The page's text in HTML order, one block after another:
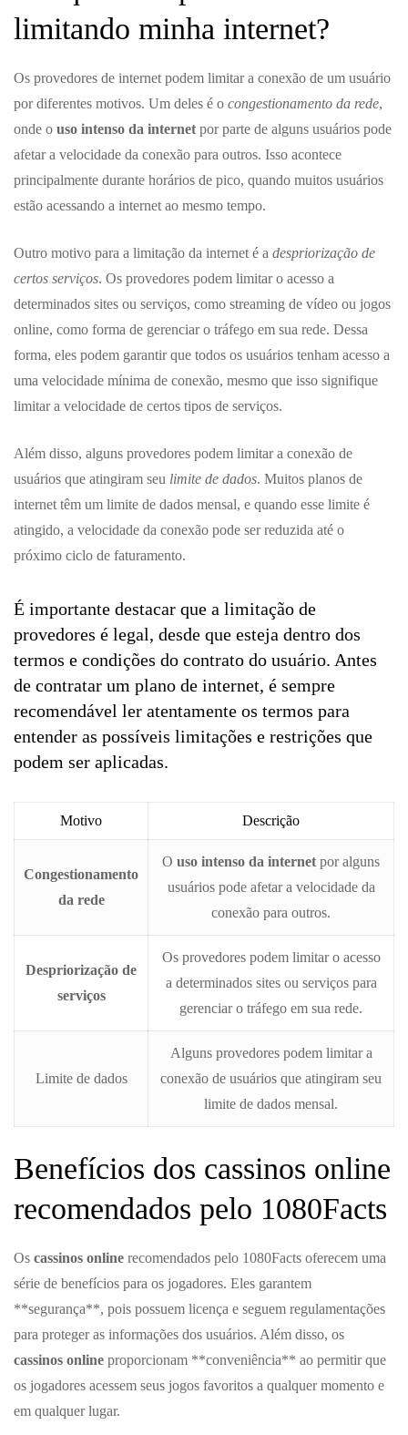
limitando minha internet?
Os provedores de internet podem limitar a conexão de um usuário
por diferentes motivos. Um deles é o congestionamento da rede,
onde o uso intenso da internet por parte de alguns usuários pode
afetar a velocidade da conexão para outros. Isso acontece
principalmente durante horários de pico, quando muitos usuários
estão acessando a internet ao mesmo tempo.
Outro motivo para a limitação da internet é a despriorização de
certos serviços. Os provedores podem limitar o acesso a
determinados sites ou serviços, como streaming de vídeo ou jogos
online, como forma de gerenciar o tráfego em sua rede. Dessa
forma, eles podem garantir que todos os usuários tenham acesso a
uma velocidade mínima de conexão, mesmo que isso signifique
limitar a velocidade de certos tipos de serviços.
Além disso, alguns provedores podem limitar a conexão de
usuários que atingiram seu limite de dados. Muitos planos de
internet têm um limite de dados mensal, e quando esse limite é
atingido, a velocidade da conexão pode ser reduzida até o
próximo ciclo de faturamento.
É importante destacar que a limitação de
provedores é legal, desde que esteja dentro dos
termos e condições do contrato do usuário. Antes
de contratar um plano de internet, é sempre
recomendável ler atentamente os termos para
entender as possíveis limitações e restrições que
podem ser aplicadas.
Motivo Descrição
Congestionamento
da rede
O uso intenso da internet por alguns
usuários pode afetar a velocidade da
conexão para outros.
Despriorização de
serviços
Os provedores podem limitar o acesso
a determinados sites ou serviços para
gerenciar o tráfego em sua rede.
Limite de dados
Alguns provedores podem limitar a
conexão de usuários que atingiram seu
limite de dados mensal.
Benefícios dos cassinos online
recomendados pelo 1080Facts
Os cassinos online recomendados pelo 1080Facts oferecem uma
série de benefícios para os jogadores. Eles garantem
**segurança**, pois possuem licença e seguem regulamentações
para proteger as informações dos usuários. Além disso, os
cassinos online proporcionam **conveniência** ao permitir que
os jogadores acessem seus jogos favoritos a qualquer momento e
em qualquer lugar.